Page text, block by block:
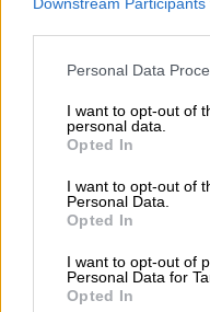
Please note that this
not limited to your visit
grant or deny consent to
use your data for below
consent section.
Personal Data
I want to opt-out of
personal data.
Opted In
I want to opt-out of
Personal Data.
Opted In
I want to opt-out of
Personal Data for
Opted In
υπουργός